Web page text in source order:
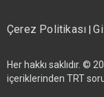
Çerez Politikası|
Her hakkı saklıdır. ©
içeriklerinden TRT